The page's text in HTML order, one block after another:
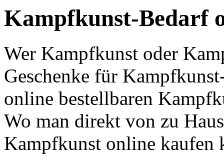
Kampfkunst-Bedarf
Wer Kampfkunst oder
Geschenke für
online bestellbaren
Wo man direkt von zu
Kampfkunst online kaufen